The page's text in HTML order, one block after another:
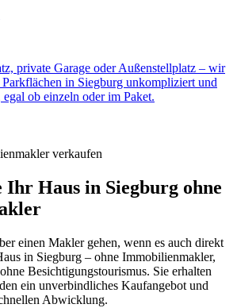
private Garage oder Außenstellplatz – wir
in Siegburg unkompliziert und
ob einzeln oder im Paket.
Ihr Haus in Siegburg ohne
einen Makler gehen, wenn es auch direkt
in Siegburg – ohne Immobilienmakler,
Besichtigungstourismus. Sie erhalten
ein unverbindliches Kaufangebot und
Abwicklung.